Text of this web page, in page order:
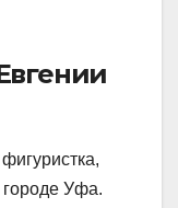
городе Уфа.